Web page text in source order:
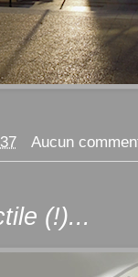
Aucun
(!)...